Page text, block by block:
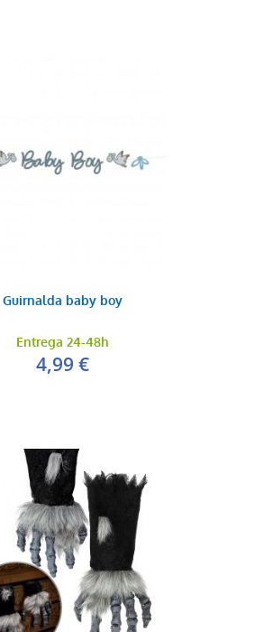
Guirnalda baby boy
Entrega 24-48h
4,99 €